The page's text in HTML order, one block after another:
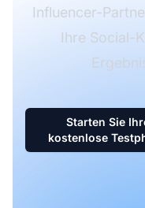
Influencer-
Ihre Social-
Starten Sie
kostenlose